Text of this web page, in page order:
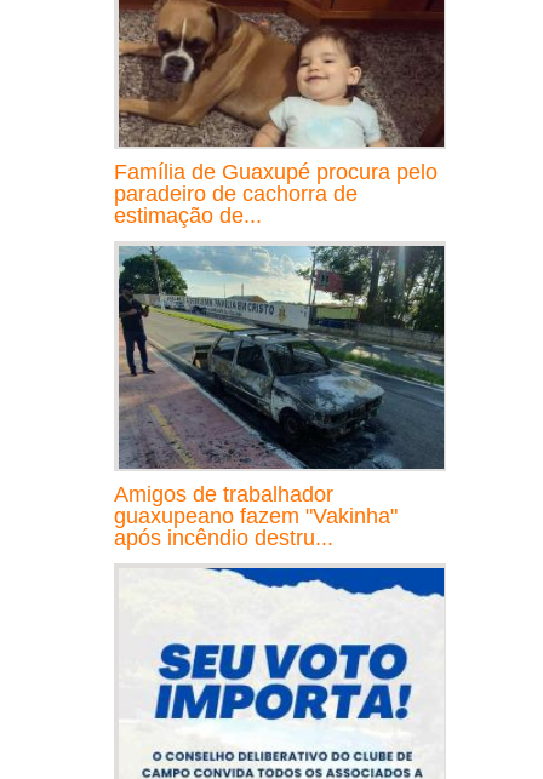
Família de Guaxupé procura pelo
paradeiro de cachorra de
estimação de...
Amigos de trabalhador
guaxupeano fazem "Vakinha"
após incêndio destru...